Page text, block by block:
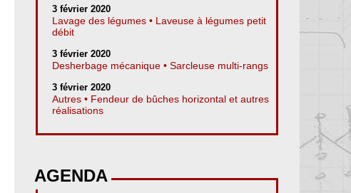
3 février 2020
Lavage des légumes • Laveuse à légumes petit
débit
3 février 2020
Desherbage mécanique • Sarcleuse multi-rangs
3 février 2020
Autres • Fendeur de bûches horizontal et autres
réalisations
AGENDA